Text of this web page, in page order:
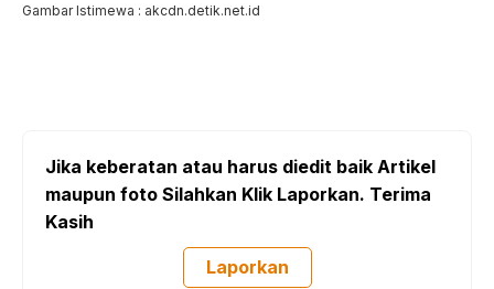
Gambar Istimewa : akcdn.detik.net.id
Jika keberatan atau harus diedit baik Artikel
maupun foto Silahkan Klik Laporkan. Terima
Kasih
Laporkan